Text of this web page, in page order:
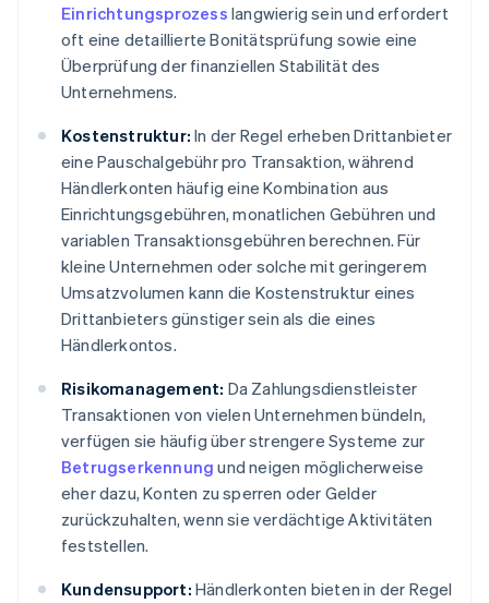
Einrichtungsprozess langwierig sein und erfordert
oft eine detaillierte Bonitätsprüfung sowie eine
Überprüfung der finanziellen Stabilität des
Unternehmens.
Kostenstruktur: In der Regel erheben Drittanbieter
eine Pauschalgebühr pro Transaktion, während
Händlerkonten häufig eine Kombination aus
Einrichtungsgebühren, monatlichen Gebühren und
variablen Transaktionsgebühren berechnen. Für
kleine Unternehmen oder solche mit geringerem
Umsatzvolumen kann die Kostenstruktur eines
Drittanbieters günstiger sein als die eines
Händlerkontos.
Risikomanagement: Da Zahlungsdienstleister
Transaktionen von vielen Unternehmen bündeln,
verfügen sie häufig über strengere Systeme zur
Betrugserkennung und neigen möglicherweise
eher dazu, Konten zu sperren oder Gelder
zurückzuhalten, wenn sie verdächtige Aktivitäten
feststellen.
Kundensupport: Händlerkonten bieten in der Regel